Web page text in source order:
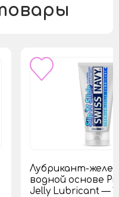
Лубрикант-желе
водной основе
Jelly Lubricant —